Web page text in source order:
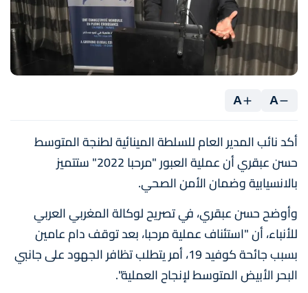
A
A
أكد نائب المدير العام للسلطة المينائية لطنجة المتوسط
حسن عبقري أن عملية العبور "مرحبا 2022" ستتميز
بالانسيابية وضمان الأمن الصحي.
وأوضح حسن عبقري، في تصريح لوكالة المغربي العربي
للأنباء، أن "استئناف عملية مرحبا، بعد توقف دام عامين
بسبب جائحة كوفيد 19، أمر يتطلب تظافر الجهود على جانبي
البحر الأبيض المتوسط لإنجاح العملية".